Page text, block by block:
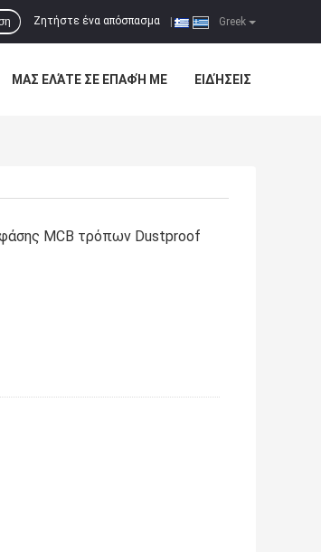
Greek
Ζητήστε ένα απόσπασμα
ΜΑΣ ΕΛΆΤΕ ΣΕ ΕΠΑΦΉ ΜΕ ΕΙΔΉΣΕΙΣ
φάσης MCB τρόπων Dustproof